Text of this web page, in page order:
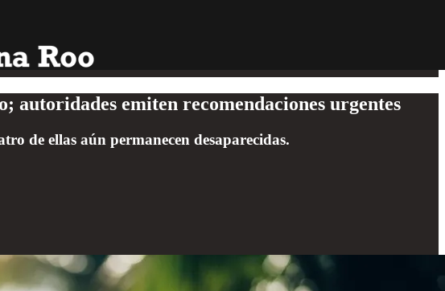
autoridades emiten recomendaciones urgentes
de ellas aún permanecen desaparecidas.